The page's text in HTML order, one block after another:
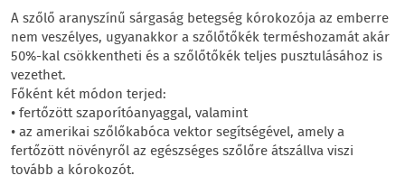
A szőlő aranyszínű sárgaság betegség kórokozója az emberre
nem veszélyes, ugyanakkor a szőlőtőkék terméshozamát akár
50%-kal csökkentheti és a szőlőtőkék teljes pusztulásához is
vezethet.
Főként két módon terjed:
• fertőzött szaporítóanyaggal, valamint
• az amerikai szőlőkabóca vektor segítségével, amely a
fertőzött növényről az egészséges szőlőre átszállva viszi
tovább a kórokozót.